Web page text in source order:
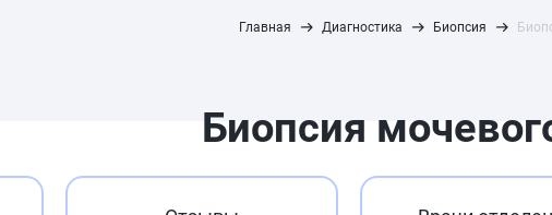
Главная Диагностика Биопсия
Биопсия